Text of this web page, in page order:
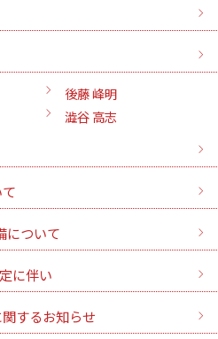
後藤 峰明
澁谷 高志
について
に伴い
するお知らせ